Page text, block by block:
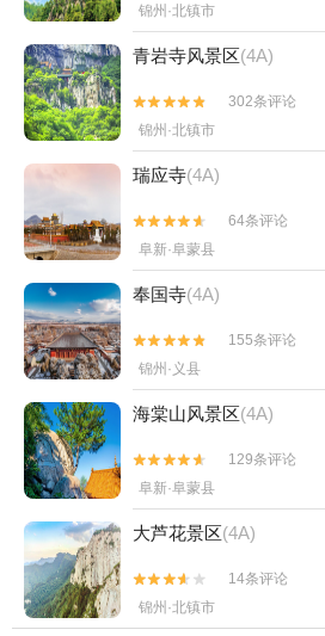
锦州·北镇市
青岩寺风景区(4A)


302条评论
锦州·北镇市
瑞应寺(4A)


64条评论
阜新·阜蒙县
奉国寺(4A)


155条评论
锦州·义县
海棠山风景区(4A)


129条评论
阜新·阜蒙县
大芦花景区(4A)


14条评论
锦州·北镇市